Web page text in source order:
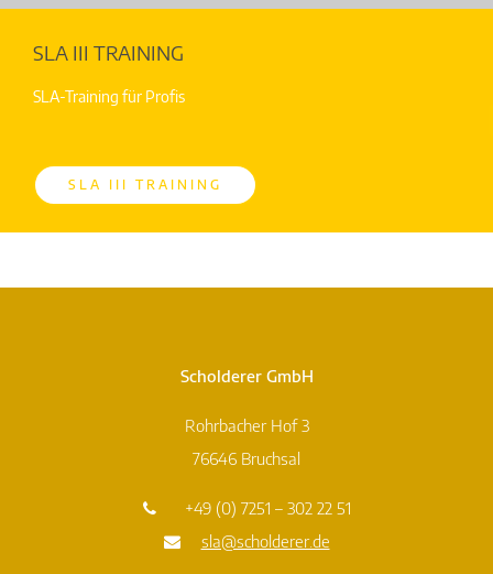
SLA III TRAINING
SLA-Training für Profis
SLA III TRAINING
Scholderer GmbH
Rohrbacher Hof 3
76646 Bruchsal
+49 (0) 7251 – 302 22 51
sla@scholderer.de